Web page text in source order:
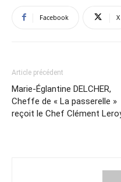
Facebook X
Article précédent
Marie-Églantine DELCHER,
Cheffe de « La passerelle »
reçoit le Chef Clément